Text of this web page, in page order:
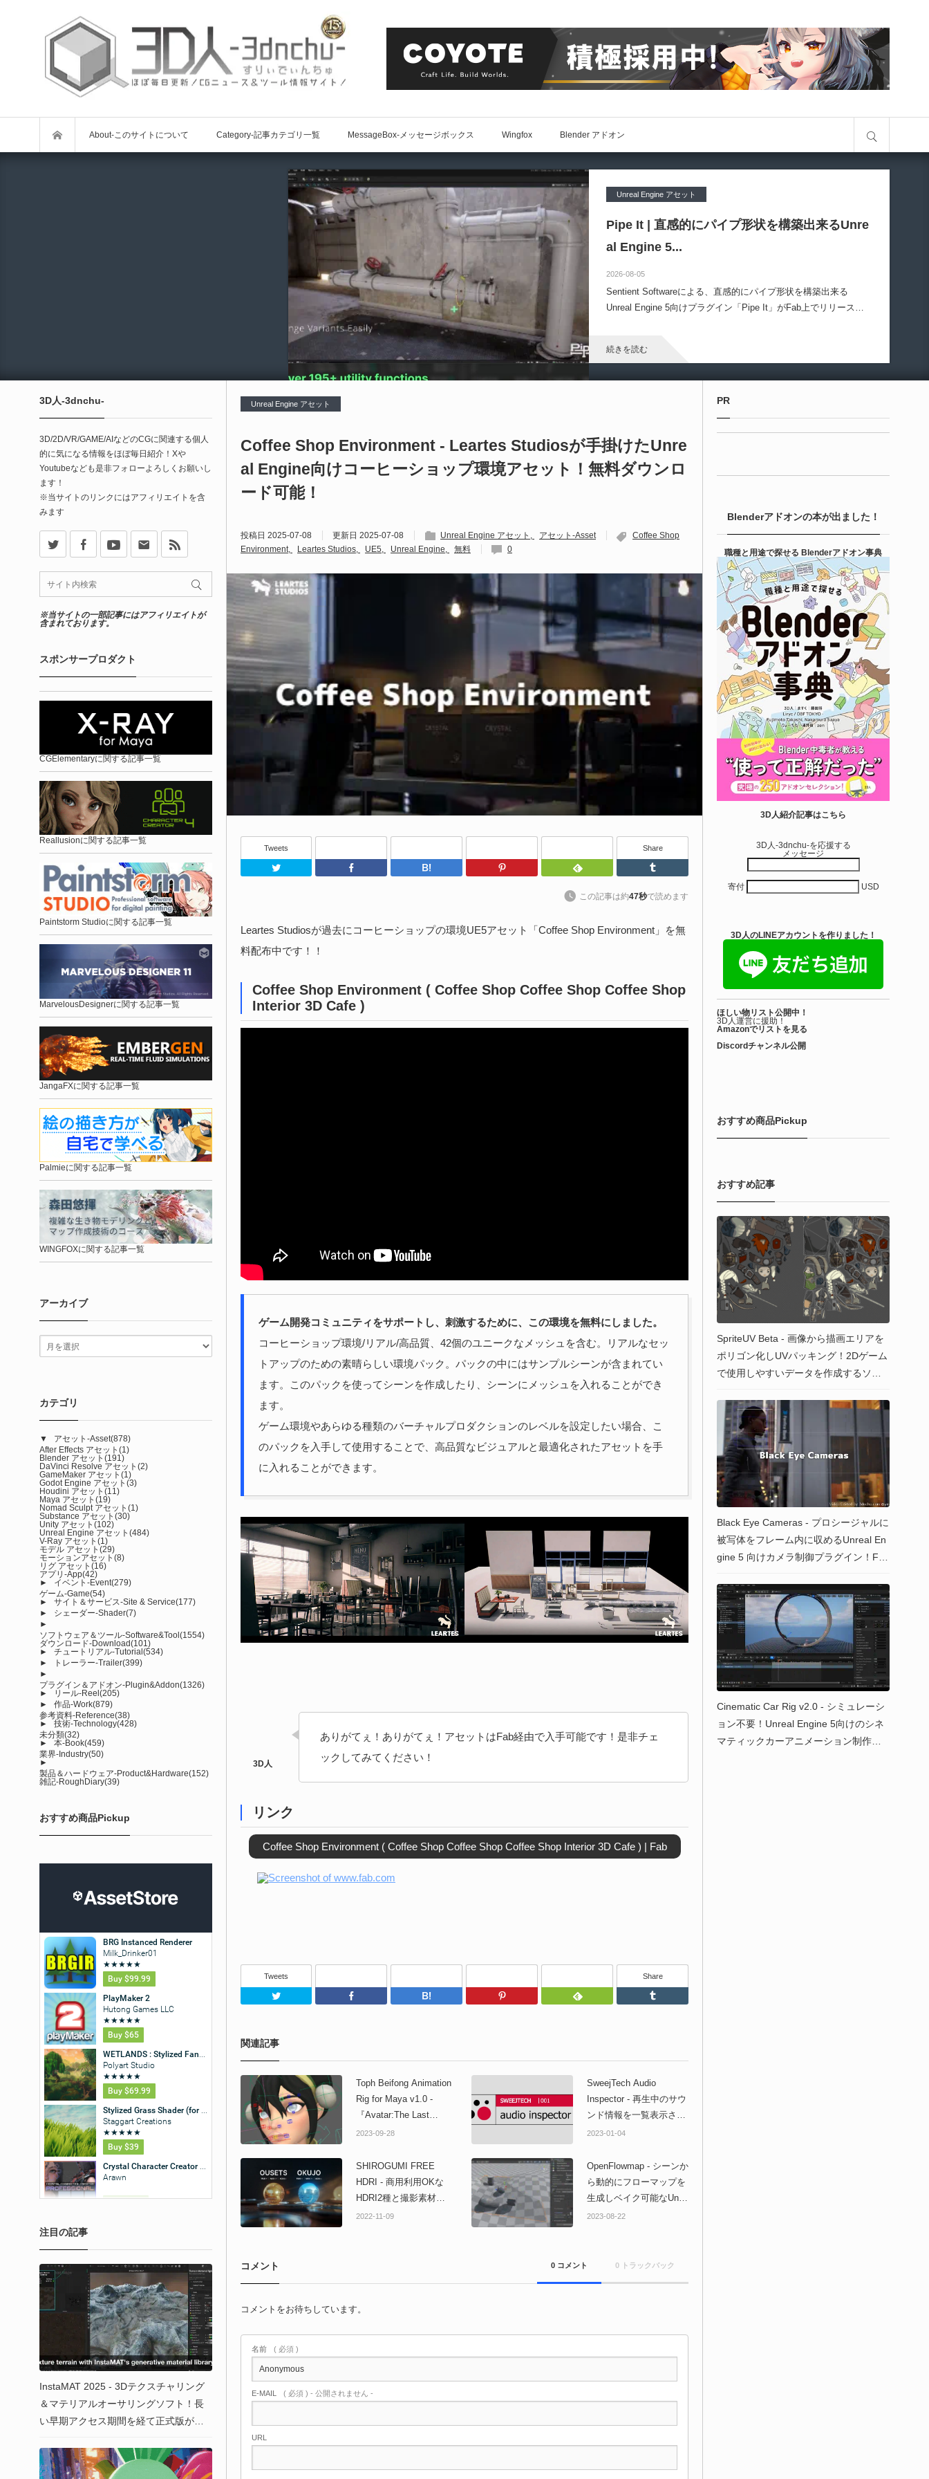
About-このサイトについて Category-記事カテゴリ一覧 MessageBox-メッセージボックス Wingfox Blender アドオン
Unreal Engine アセット
Pipe It | 直感的にパイプ形状を構築出来るUnre
al Engine 5...
2026-08-05
Sentient Softwareによる、直感的にパイプ形状を構築出来る
Unreal Engine 5向けプラグイン「Pipe It」がFab上でリリースさ
続きを読む
Directive Utilities | ブループリントライブラリ
やエディタス...
2026-08-03
スの Unreal Engine プラグインです。FabとGithub上で無料公開さ
れています！
続きを読む
Unityエフェクトレシピブック パーツを組み合
わせて作れる | ktk.kum...
2026-08-03
ktk.kumamoto氏によるUnity向けエフェクト教本「Unityエフェク
トレシピブック パーツを組み合わせて作れる」が2026年7月13日
に翔泳社から発売されています！
アセット-Asset
アバターモデラーの しろいの氏（@SiroinoWorks）が以前から進
捗共有を行っていた素体モデル「SironoSotai」をリリースしまし
続きを読む
Bioform | 現役臨床医の3DCGアーティストが
実際の解剖学に基づいて構築...
Unreal Engine アセット
Coffee Shop Environment - Leartes Studiosが手掛けたUnre
al Engine向けコーヒーショップ環境アセット！無料ダウンロ
ード可能！
投稿日 2025-07-08 更新日 2025-07-08 Unreal Engine アセット アセット-Asset
Coffee Shop
Environment
Leartes Studios UE5 Unreal Engine 無料 0
Tweets
Twitter Facebook はてなブックマークPinterest Feedly
Share
Tumblr
この記事は約47秒で読めます
Leartes Studiosが過去にコーヒーショップの環境UE5アセット「Coffee Shop Environment」を無
料配布中です！！
Coffee Shop Environment ( Coffee Shop Coffee Shop Coffee Shop
Interior 3D Cafe )
ゲーム開発コミュニティをサポートし、刺激するために、この環境を無料にしました。
コーヒーショップ環境/リアル/高品質、42個のユニークなメッシュを含む。リアルなセッ
トアップのための素晴らしい環境パック。パックの中にはサンプルシーンが含まれてい
ます。このパックを使ってシーンを作成したり、シーンにメッシュを入れることができ
ます。
ゲーム環境やあらゆる種類のバーチャルプロダクションのレベルを設定したい場合、こ
のパックを入手して使用することで、高品質なビジュアルと最適化されたアセットを手
に入れることができます。
ありがてぇ！ありがてぇ！アセットはFab経由で入手可能です！是非チェ
ックしてみてください！
リンク
Coffee Shop Environment ( Coffee Shop Coffee Shop Coffee Shop Interior 3D Cafe ) | Fab
Tweets
Twitter Facebook はてなブックマークPinterest Feedly
Share
関連記事
Toph Beifong Animation
Rig for Maya v1.0 -
『Avatar:The Last
Airbender』の人気キャラ
ン」ファンメイド3Dキャ
ラクターモデル（Maya
でリグセットアップ
2023-09-28
SweejTech Audio
Inspector - 再生中のサウ
ンド情報を一覧表示させ
てデバッグすることが出
グインが登場！
2023-01-04
SHIROGUMI FREE
HDRI - 商用利用OKな
HDRI2種と撮影素材
＆.maファイル！「白組
2022-11-09
OpenFlowmap - シーンか
ら動的にフローマップを
生成しベイク可能なUnity
アセット！Github上に無
2023-08-22
コメント 0 コメント 0 トラックバック
コメントをお待ちしています。
名前 ( 必須 )
E-MAIL ( 必須 ) - 公開されません -
URL
3D人-3dnchu-
3D/2D/VR/GAME/AIなどのCGに関連する個人
的に気になる情報をほぼ毎日紹介！Xや
Youtubeなども是非フォローよろしくお願いし
ます！
※当サイトのリンクにはアフィリエイトを含
みます
※当サイトの一部記事にはアフィリエイトが
含まれております。
スポンサープロダクト
CGElementaryに関する記事一覧
Reallusionに関する記事一覧
Paintstorm Studioに関する記事一覧
MarvelousDesignerに関する記事一覧
JangaFXに関する記事一覧
Palmieに関する記事一覧
WINGFOXに関する記事一覧
アーカイブ
カテゴリ
▼ アセット-Asset(878)
After Effects アセット (1)
Blender アセット (191)
DaVinci Resolve アセット (2)
GameMaker アセット (1)
Godot Engine アセット (3)
Houdini アセット (11)
Maya アセット (19)
Nomad Sculpt アセット (1)
Substance アセット (30)
Unity アセット (102)
Unreal Engine アセット (484)
V-Ray アセット (1)
モデル アセット (29)
モーションアセット (8)
リグ アセット (16)
アプリ-App(42)
►
イベント-Event(279)
ゲーム-Game(54)
►
サイト＆サービス-Site & Service(177)
►
シェーダー-Shader(7)
►
ソフトウェア＆ツール-Software&Tool(1554)
ダウンロード-Download(101)
►
チュートリアル-Tutorial(534)
►
トレーラー-Trailer(399)
►
プラグイン＆アドオン-Plugin&Addon(1326)
►
リール-Reel(205)
►
作品-Work(879)
参考資料-Reference(38)
►
技術-Technology(428)
未分類(32)
►
本-Book(459)
業界-Industry(50)
►
製品＆ハードウェア-Product&Hardware(152)
雑記-RoughDiary(39)
おすすめ商品Pickup
注目の記事
InstaMAT 2025 - 3Dテクスチャリング
＆マテリアルオーサリングソフト！長
い早期アクセス期間を経て正式版がリ
PR
Blenderアドオンの本が出ました！
職種と用途で探せる Blenderアドオン事典
3D人紹介記事はこちら
3D人-3dnchu-を応援する
メッセージ
寄付 USD
3D人のLINEアカウントを作りました！
ほしい物リスト公開中！
3D人運営に援助！
Amazonでリストを見る
Discordチャンネル公開
おすすめ商品Pickup
おすすめ記事
SpriteUV Beta - 画像から描画エリアを
ポリゴン化しUVパッキング！2Dゲーム
で使用しやすいデータを作成するソフ
可能！
Black Eye Cameras - プロシージャルに
被写体をフレーム内に収めるUnreal En
gine 5 向けカメラ制御プラグイン！Fab
Cinematic Car Rig v2.0 - シミュレーシ
ョン不要！Unreal Engine 5向けのシネ
マティックカーアニメーション制作用B